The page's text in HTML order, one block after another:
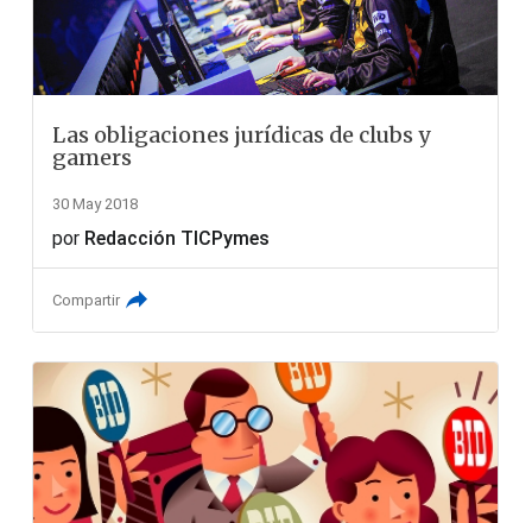
Las obligaciones jurídicas de clubs y
gamers
30 May 2018
por Redacción TICPymes
Compartir